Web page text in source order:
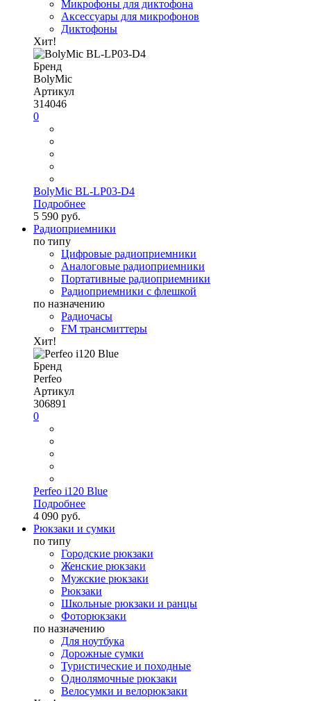
Микрофоны для диктофона
Аксессуары для микрофонов
Диктофоны
Хит!
Бренд
BolyMic
Артикул
314046
0
BolyMic BL-LP03-D4
Подробнее
5 590 руб.
Радиоприемники
по типу
Цифровые радиоприемники
Аналоговые радиоприемники
Портативные радиоприемники
Радиоприемники с флешкой
по назначению
Радиочасы
FM трансмиттеры
Хит!
Бренд
Perfeo
Артикул
306891
0
Perfeo i120 Blue
Подробнее
4 090 руб.
Рюкзаки и сумки
по типу
Городские рюкзаки
Женские рюкзаки
Мужские рюкзаки
Рюкзаки
Школьные рюкзаки и ранцы
Фоторюкзаки
по назначению
Для ноутбука
Дорожные сумки
Туристические и походные
Однолямочные рюкзаки
Велосумки и велорюкзаки